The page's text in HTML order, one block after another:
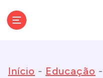
Início - Educação -